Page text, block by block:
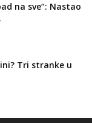
na sve“: Nastao
Tri stranke u